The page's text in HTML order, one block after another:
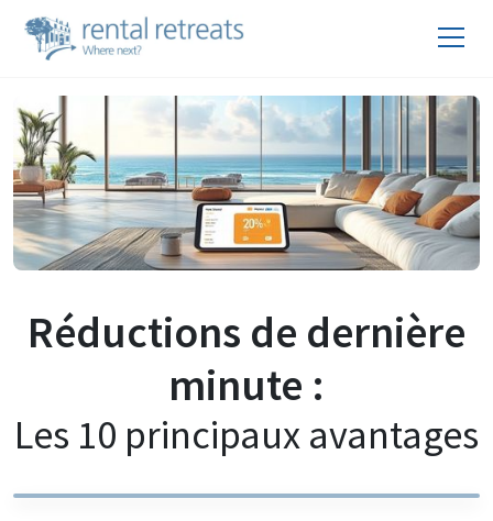
Réductions de dernière
minute :
Les 10 principaux avantages